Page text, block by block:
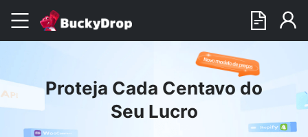
Proteja Cada Centavo do
Seu Lucro